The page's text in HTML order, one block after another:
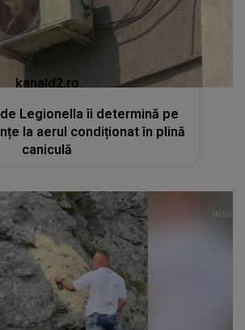
kanald2.ro
Legionella îi determină pe
la aerul condiționat în plină
caniculă